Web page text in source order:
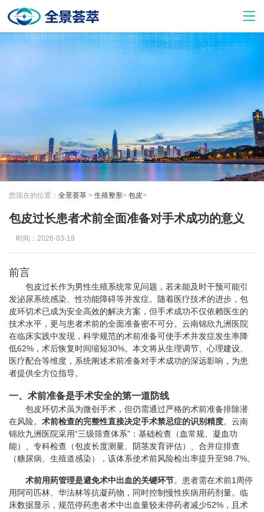
您现在的位置： 全景荟萃 > 生殖整形> 包皮>
包皮过长患者术前全面准备对手术成功的意义
时间：2026-03-19
前言
包皮过长作为男性生殖系统常见问题，若未能及时干预可能引
发泌尿系统感染、性功能障碍等并发症。随着医疗技术的进步，包
皮环切术已成为安全高效的解决方案，但手术成功不仅依赖医生的
技术水平，更与患者术前的全面准备密不可分。云南锦欣九洲医院
在临床实践中发现，科学规范的术前准备可使手术并发症发生率降
低62%，术后恢复时间缩短30%。本文将从生理调节、心理建设、
医疗配合等维度，系统阐述术前准备对手术成功的深远影响，为患
者提供全方位指导。
一、术前准备是手术安全的第一道防线
包皮环切术虽为微创手术，但仍需通过严格的术前准备排除潜
在风险。 术前检查的完整性直接决定手术禁忌症的识别精度。云南
锦欣九洲医院采用“三级筛查体系”：基础检查（血常规、凝血功
能）、专科检查（包皮长度测量、阴茎发育评估）、合并症排查
（糖尿病、生殖道感染），该体系使术前风险检出率提升至98.7%。
术前用药管理是避免术中出血的关键环节。患者需在术前1周停
用阿司匹林、华法林等抗凝药物，同时控制慢性疾病用药剂量。临
床数据显示，规范停药患者术中出血量较未停药者减少52%，且术